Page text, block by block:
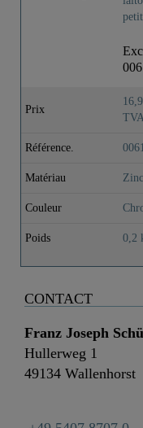
Prix
Référence.
Matériau Zinc
Couleur
Poids 0,2
CONTACT
Franz Joseph
Hullerweg 1
49134 Wallenhorst